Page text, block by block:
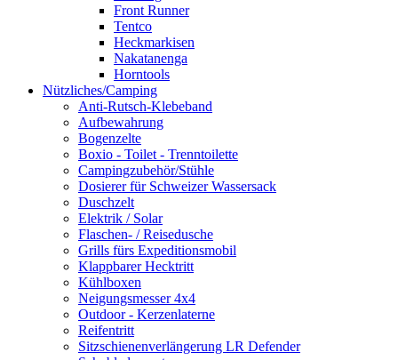
Front Runner
Tentco
Heckmarkisen
Nakatanenga
Horntools
Nützliches/Camping
Anti-Rutsch-Klebeband
Aufbewahrung
Bogenzelte
Boxio - Toilet - Trenntoilette
Campingzubehör/Stühle
Dosierer für Schweizer Wassersack
Duschzelt
Elektrik / Solar
Flaschen- / Reisedusche
Grills fürs Expeditionsmobil
Klappbarer Hecktritt
Kühlboxen
Neigungsmesser 4x4
Outdoor - Kerzenlaterne
Reifentritt
Sitzschienenverlängerung LR Defender